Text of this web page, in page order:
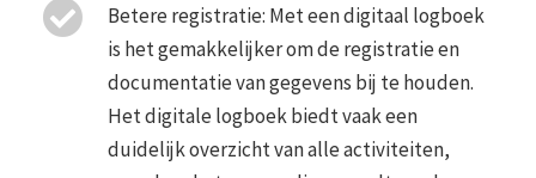
Betere registratie: Met een digitaal logboek
is het gemakkelijker om de registratie en
documentatie van gegevens bij te houden.
Het digitale logboek biedt vaak een
duidelijk overzicht van alle activiteiten,